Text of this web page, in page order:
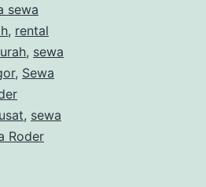
sewa
, rental
, sewa
, Sewa
, sewa
Roder